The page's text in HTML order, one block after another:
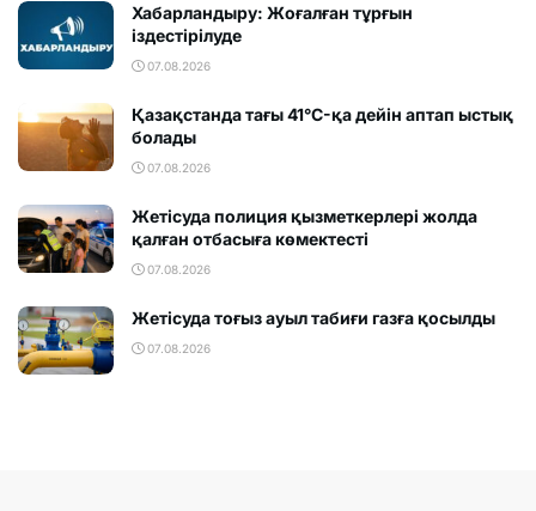
Хабарландыру: Жоғалған тұрғын
іздестірілуде
07.08.2026
Қазақстанда тағы 41°C-қа дейін аптап ыстық
болады
07.08.2026
Жетісуда полиция қызметкерлері жолда
қалған отбасыға көмектесті
07.08.2026
Жетісуда тоғыз ауыл табиғи газға қосылды
07.08.2026